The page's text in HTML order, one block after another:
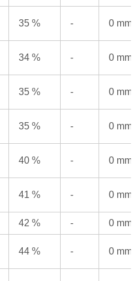
35 % - 0 mm
34 % - 0 mm
35 % - 0 mm
35 % - 0 mm
40 % - 0 mm
41 % - 0 mm
42 % - 0 mm
44 % - 0 mm